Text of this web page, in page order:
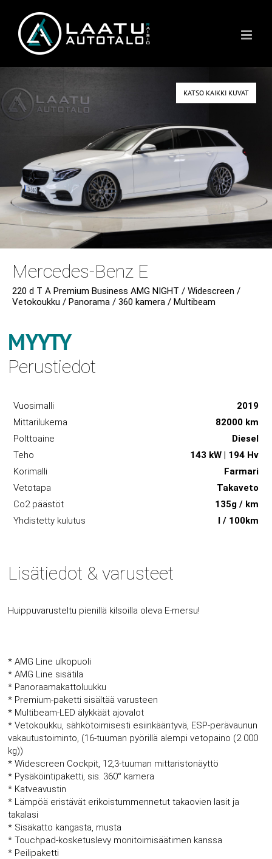
content
KATSO KAIKKI KUVAT
Mercedes-Benz E
220 d T A Premium Business AMG NIGHT / Widescreen /
Vetokoukku / Panorama / 360 kamera / Multibeam
MYYTY
Perustiedot
Vuosimalli
2019
Mittarilukema
82000 km
Polttoaine
Diesel
Teho
143 kW | 194 Hv
Korimalli
Farmari
Vetotapa
Takaveto
Co2 päästöt
135g / km
Yhdistetty kulutus
l / 100km
Lisätiedot & varusteet
Huippuvarusteltu pienillä kilsoilla oleva E-mersu!
* AMG Line ulkopuoli
* AMG Line sisätila
* Panoraamakattoluukku
* Premium-paketti sisältää varusteen
* Multibeam-LED älykkäät ajovalot
* Vetokoukku, sähkötoimisesti esiinkääntyvä, ESP-perävaunun
vakautustoiminto, (16-tuuman pyörillä alempi vetopaino (2 000
kg))
* Widescreen Cockpit, 12,3-tuuman mittaristonäyttö
* Pysäköintipaketti, sis. 360° kamera
* Katveavustin
* Lämpöä eristävät erikoistummennetut takaovien lasit ja
takalasi
* Sisäkatto kangasta, musta
* Touchpad-kosketuslevy monitoimisäätimen kanssa
* Peilipaketti